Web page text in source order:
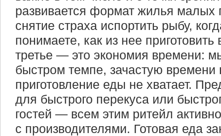
развивается формат жилья малых
снятие страха испортить рыбу,
понимаете, как из нее
третье — это экономия времени:
быстром темпе, зачастую времени
приготовление еды не хватает.
для быстрого перекуса или
гостей — всем этим ритейл
с производителями. Готовая еда